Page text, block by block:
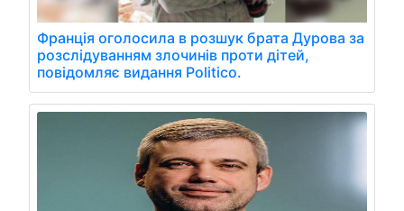
Франція оголосила в розшук брата Дурова за
розслідуванням злочинів проти дітей,
повідомляє видання Politico.